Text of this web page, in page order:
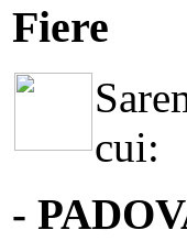
Fiere
cui:
-